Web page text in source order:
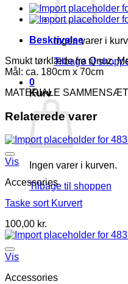
Ingen varer i
Tilbage til
0
Kurv
Ingen varer i kurven.
Tilbage til shoppen
Beskrivelse
Smukt tørklæde fra Qnuz.
Mål: ca. 180cm x 70cm
MATERIALE
Relaterede varer
Vis
Accessories
Taske sort Kurvert
100,00 kr.
Vis
Accessories